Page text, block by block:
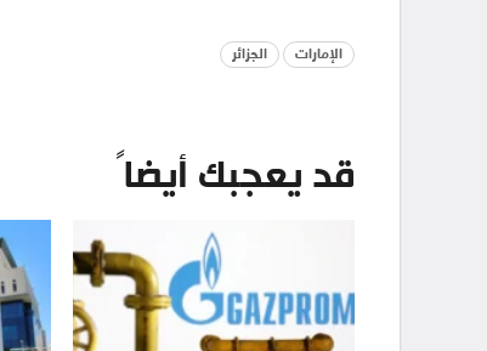
الإمارات الجزائر
قد يعجبك أيضاً